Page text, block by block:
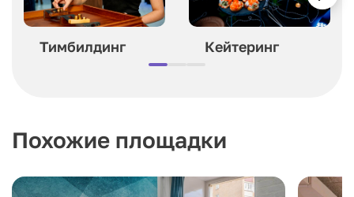
Тимбилдинг Кейтеринг
Похожие площадки